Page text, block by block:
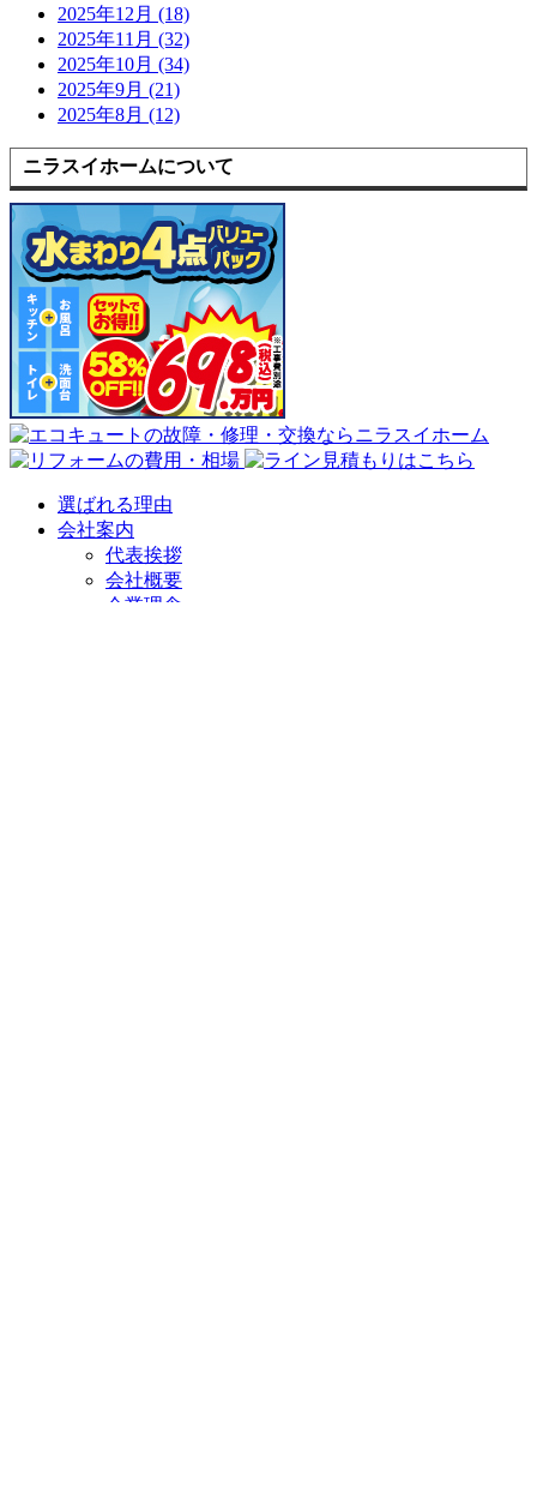
2025年12月 (18)
2025年11月 (32)
2025年10月 (34)
2025年9月 (21)
2025年8月 (12)
ニラスイホームについて
選ばれる理由
会社案内
代表挨拶
会社概要
企業理念